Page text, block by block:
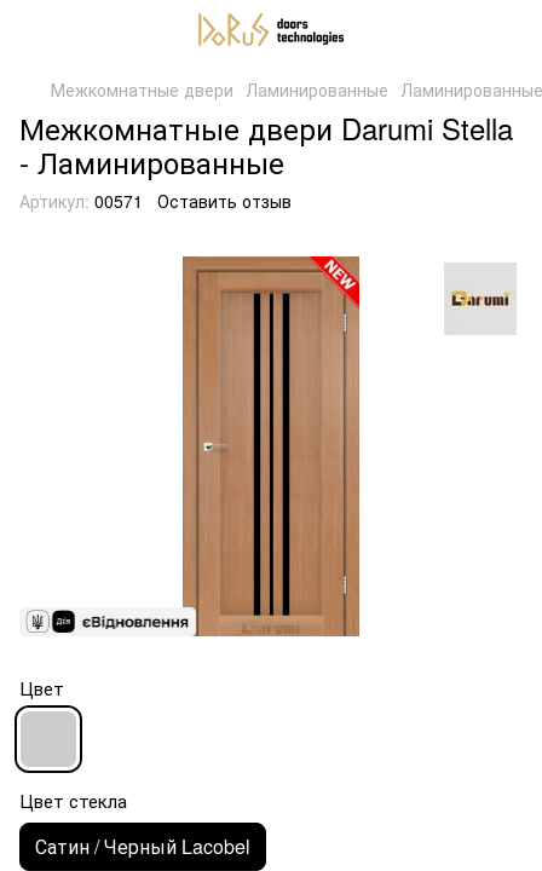
Межкомнатные двери Ламинированные
Межкомнатные двери Darumi Stella
- Ламинированные
Артикул: 00571 Оставить отзыв
Цвет
Цвет стекла
Сатин / Черный Lacobel